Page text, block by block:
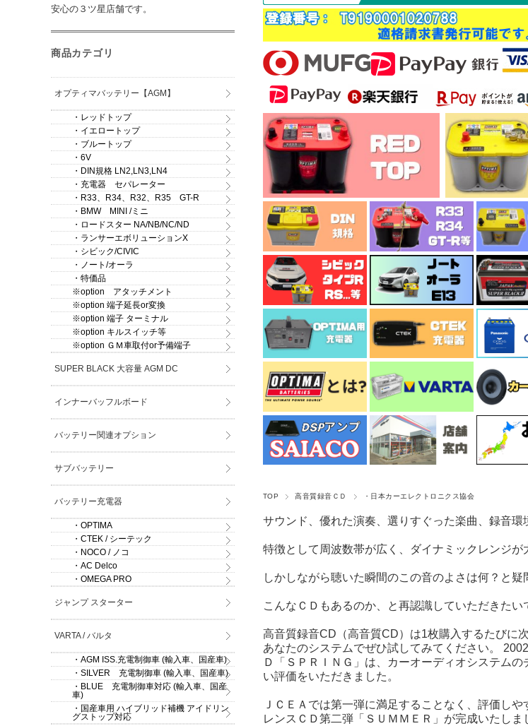
TOP 高音質録音ＣＤ ・日本カーエレクトロニクス協会
サウンド、優れた演奏、選りすぐった楽曲、録音
特徴として周波数帯が広く、ダイナミックレンジが
しかしながら聴いた瞬間のこの音のよさは何？と疑
こんなＣＤもあるのか、と再認識していただきたい
高音質録音CD（高音質CD）は1枚購入するたびに
あなたのシステムでぜひ試してみてください。
Ｄ「ＳＰＲＩＮＧ」は、カーオーディオシステム
い評価をいただきました。
ＪＣＥＡでは第一弾に満足することなく、評価し
レンスＣＤ第二弾「ＳＵＭＭＥＲ」が完成いたし
安心の３ツ星店舗です。
商品カテゴリ
オプティマバッテリー【AGM】
・レッドトップ
・イエロートップ
・ブルートップ
・6V
・DIN規格 LN2,LN3,LN4
・充電器 セパレーター
・R33、R34、R32、R35 GT-R
・BMW MINI /ミニ
・ロードスター NA/NB/NC/ND
・ランサーエボリューションX
・シビック/CIVIC
・ノート/オーラ
・特価品
※option アタッチメント
※option 端子延長or変換
※option 端子 ターミナル
※option キルスイッチ等
※option ＧＭ車取付or予備端子
SUPER BLACK 大容量 AGM DC
インナーバッフルボード
バッテリー関連オプション
サブバッテリー
バッテリー充電器
・OPTIMA
・CTEK / シーテック
・NOCO / ノコ
・AC Delco
・OMEGA PRO
ジャンプ スターター
VARTA / バルタ
・AGM ISS.充電制御車 (輸入車、国産車)
・SILVER 充電制御車 (輸入車、国産車)
・BLUE 充電制御車対応 (輸入車、国産
車)
・国産車用 ハイブリッド補機 アイドリン
グストップ対応